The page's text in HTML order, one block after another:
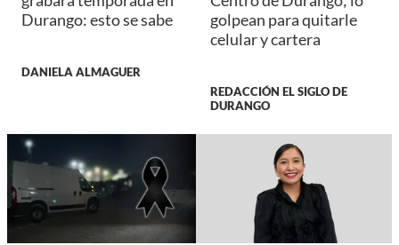
Durango: esto se sabe
DANIELA ALMAGUER
golpean para quitarle
celular y cartera
REDACCIÓN EL SIGLO DE
DURANGO